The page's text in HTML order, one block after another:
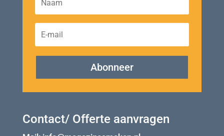
Abonneer
Contact/ Offerte aanvragen